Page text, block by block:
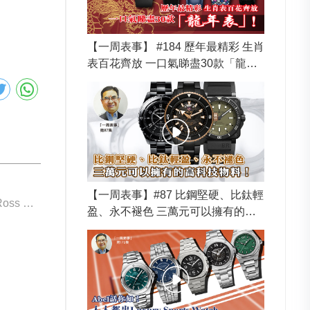
下一個: Bell & Ross BR03A-BL-SKCE/SRB
【一周表事】 #184 歷年最精彩 生肖
表百花齊放 一口氣睇盡30款「龍年
【一周表事】#87 比鋼堅硬、比鈦輕
盈、永不褪色 三萬元可以擁有的高
科技物料